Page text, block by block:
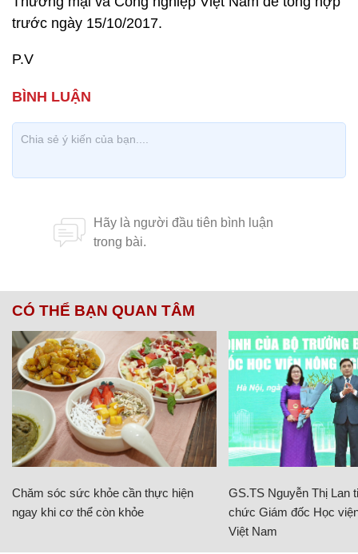
trước ngày 15/10/2017.
P.V
CÓ THỂ BẠN QUAN TÂM
Chăm sóc sức khỏe cần thực hiện
ngay khi cơ thể còn khỏe
GS.TS Nguyễn Thị Lan
chức Giám đốc Học
Việt Nam